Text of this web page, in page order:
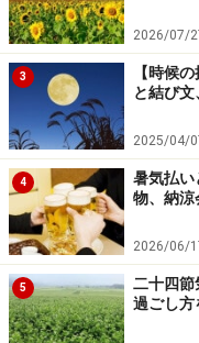
初夏の青葉を吹き渡る
・青田風（あおたか
青々とした水田の上
・黒南風（くろはえ）
梅雨時に南から吹い
・白南風（しろはえ）
梅雨明け後に南から
2026/07/
3
【時候
と結び
2025/04/
4
暑気払い
物、納涼
2026/06/
5
二十四節
過ごし方